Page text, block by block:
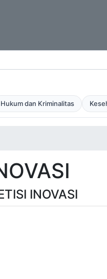
Hukum dan Kriminalitas
INOVASI